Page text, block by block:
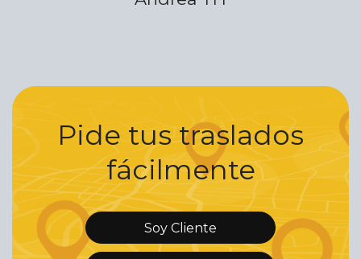
Pide tus traslados
fácilmente
Soy Cliente